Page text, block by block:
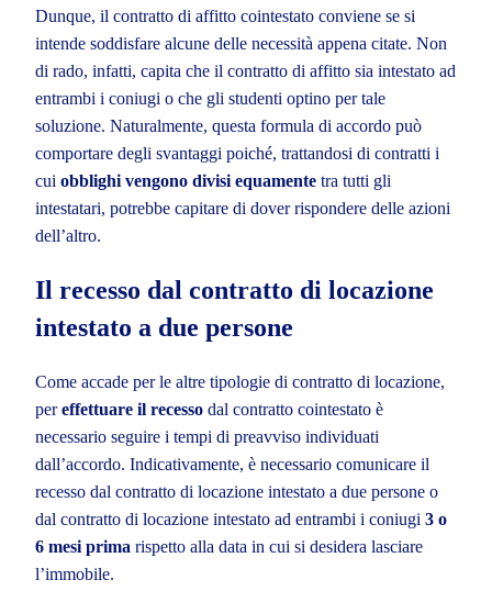
Dunque, il contratto di affitto cointestato conviene se si
intende soddisfare alcune delle necessità appena citate. Non
di rado, infatti, capita che il contratto di affitto sia intestato ad
entrambi i coniugi o che gli studenti optino per tale
soluzione. Naturalmente, questa formula di accordo può
comportare degli svantaggi poiché, trattandosi di contratti i
cui obblighi vengono divisi equamente tra tutti gli
intestatari, potrebbe capitare di dover rispondere delle azioni
dell’altro.
Il recesso dal contratto di locazione
intestato a due persone
Come accade per le altre tipologie di contratto di locazione,
pereffettuare il recesso dal contratto cointestato è
necessario seguire i tempi di preavviso individuati
dall’accordo. Indicativamente, è necessario comunicare il
recesso dal contratto di locazione intestato a due persone o
dal contratto di locazione intestato ad entrambi i coniugi 3 o
6 mesi prima rispetto alla data in cui si desidera lasciare
l’immobile.